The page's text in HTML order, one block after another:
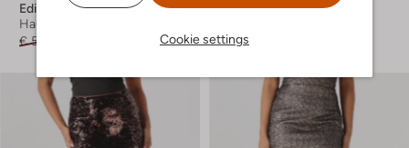
Cookie settings
Edited
Haut
€ 59,99
Edited
€ 59,99